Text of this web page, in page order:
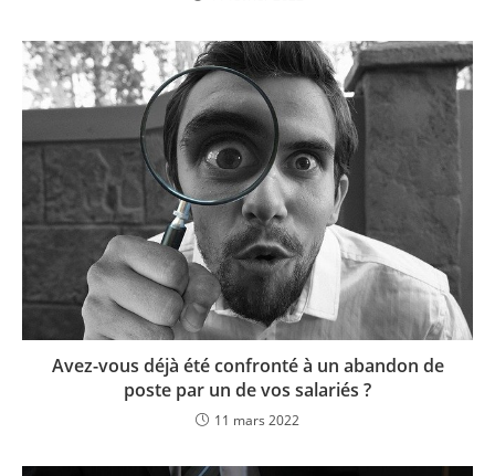
Avez-vous déjà été confronté à un abandon de
poste par un de vos salariés ?
11 mars 2022